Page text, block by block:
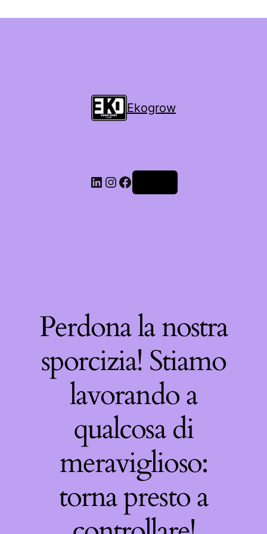
Ekogrow
Perdona la nostra
sporcizia! Stiamo
lavorando a
qualcosa di
meraviglioso:
torna presto a